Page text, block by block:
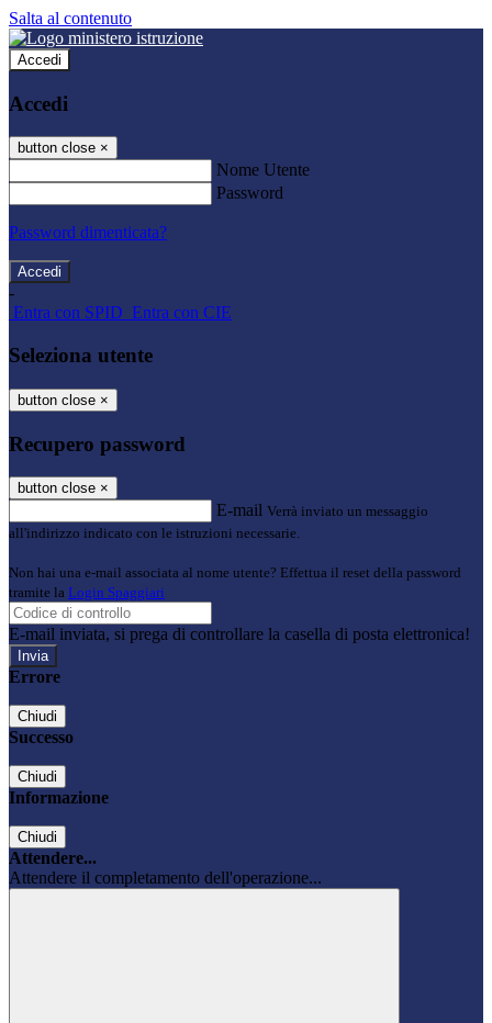
Salta al contenuto
Accedi
Accedi
button close ×
Nome Utente
Password
Password dimenticata?
-
Entra con SPID Entra con CIE
Seleziona utente
button close ×
Recupero password
button close ×
E-mail Verrà inviato un messaggio
all'indirizzo indicato con le istruzioni necessarie.
Non hai una e-mail associata al nome utente? Effettua il reset della password
tramite la Login Spaggiari
E-mail inviata, si prega di controllare la casella di posta elettronica!
Errore
Chiudi
Successo
Chiudi
Informazione
Chiudi
Attendere...
Attendere il completamento dell'operazione...